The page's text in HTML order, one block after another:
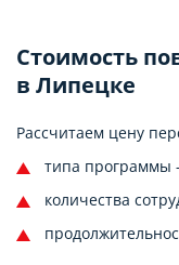
Стоимость
в Липецке
Рассчитаем цену
типа программы
количества